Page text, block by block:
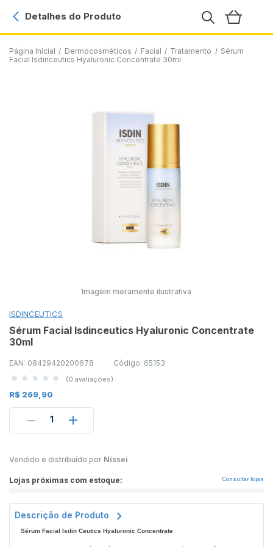
Página Inicial / Dermocosméticos / Facial / Tratamento / Sérum
Facial Isdinceutics Hyaluronic Concentrate 30ml
Detalhes do Produto
Imagem meramente ilustrativa
ISDINCEUTICS
Sérum Facial Isdinceutics Hyaluronic Concentrate
30ml
EAN: 08429420200678 Código: 65153
(0 avaliações)
R$ 269,90
1
Vendido e distribuído por Nissei
Lojas próximas com estoque: Consultar lojas
Descrição de Produto
Sérum Facial Isdin Ceutics Hyaluronic Concentrate